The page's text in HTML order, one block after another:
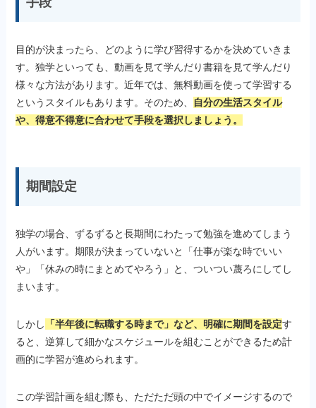
目的が決まったら、どのように学び習得するかを決めていきま
す。独学といっても、動画を見て学んだり書籍を見て学んだり
様々な方法があります。近年では、無料動画を使って学習する
というスタイルもあります。そのため、
自分の生活スタイル
や、得意不得意に合わせて手段を選択しましょう。
期間設定
独学の場合、ずるずると長期間にわたって勉強を進めてしまう
人がいます。期限が決まっていないと「仕事が楽な時でいい
や」「休みの時にまとめてやろう」と、ついつい蔑ろにしてし
まいます。
しかし 「半年後に転職する時まで」など、明確に期間を設定す
ると、逆算して細かなスケジュールを組むことができるため計
画的に学習が進められます。
この学習計画を組む際も、ただただ頭の中でイメージするので